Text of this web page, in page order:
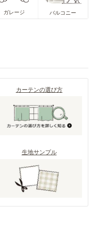
ガレージ バルコニー
カーテンの選び方
生地サンプル